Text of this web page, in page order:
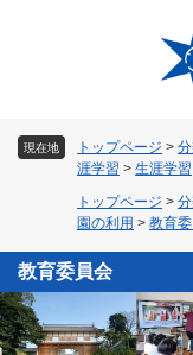
現在地 トップページ >
涯学習 > 生涯学習
トップページ >
園の利用 > 教育
教育委員会